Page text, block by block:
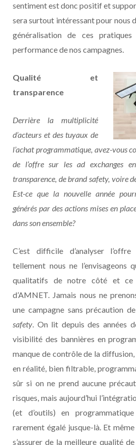
sentiment est donc positif et
sera surtout intéressant pour nous
généralisation de ces
performance de nos campagnes.
Qualité et
transparence
Derrière la multiplicité
d’acteurs et des tuyaux de
l’achat programmatique, avez-vous
de l’offre sur les ad exchanges
transparence, de brand safety, voire
Est-ce que la nouvelle année
générés par des actions mises en
dans son ensemble?
C’est difficile d’analyser
tellement nous ne l’envisageons
qualitatifs de notre côté et ce
d’AMNET. Jamais nous ne
une campagne sans précaution
safety. On lit depuis des années
visibilité des bannières en
manque de contrôle de la
en réalité, bien filtrable,
sûr si on ne prend aucune
risques, mais aujourd’hui
(et d’outils) en
rarement égalé jusque-là. Et
s’assurer de la meilleure qualité